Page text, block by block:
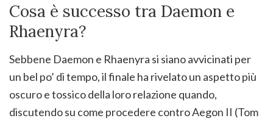
Cosa è successo tra Daemon e
Rhaenyra?
Sebbene Daemon e Rhaenyra si siano avvicinati per
un bel po’ di tempo, il finale ha rivelato un aspetto più
oscuro e tossico della loro relazione quando,
discutendo su come procedere contro Aegon II (Tom